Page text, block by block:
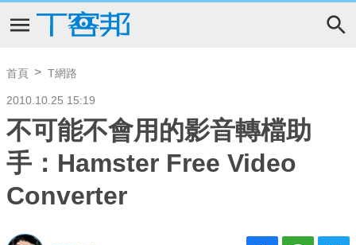
首頁 T網路
2010.10.25 15:19
不可能不會用的影音轉檔助
手：Hamster Free Video
Converter